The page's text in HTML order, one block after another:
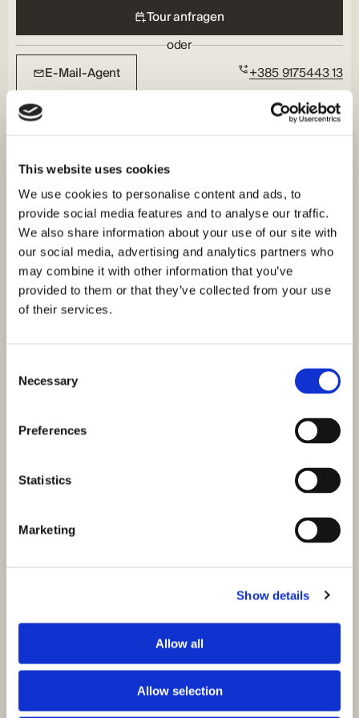
This website uses cookies
We use cookies to personalise content and ads, to
provide social media features and to analyse our traffic.
We also share information about your use of our site with
our social media, advertising and analytics partners who
may combine it with other information that you’ve
provided to them or that they’ve collected from your use
of their services.
Selection
Necessary
Preferences
Statistics
Marketing
Show details
Allow all
Allow selection
Tour anfragen
oder
E-Mail-Agent
+385 9175443 13